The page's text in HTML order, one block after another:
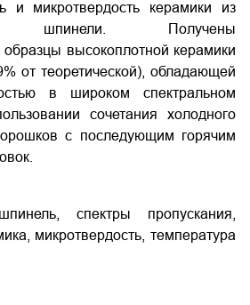
и микротвердость керамики из
шпинели. Получены
высокоплотной керамики
от теоретической), обладающей
в широком спектральном
сочетания холодного
с последующим горячим
спектры пропускания,
микротвердость, температура